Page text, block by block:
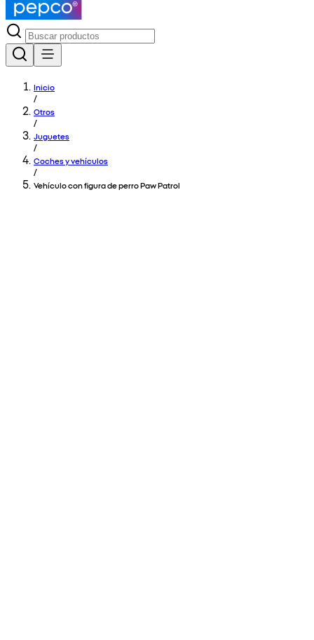
Inicio
/
Otros
/
Juguetes
/
Coches y vehículos
/
Vehículo con figura de perro Paw Patrol